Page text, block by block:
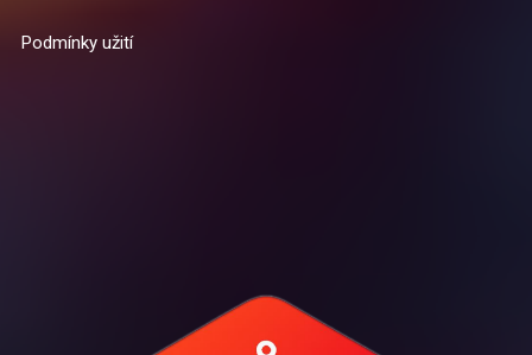
Podmínky užití